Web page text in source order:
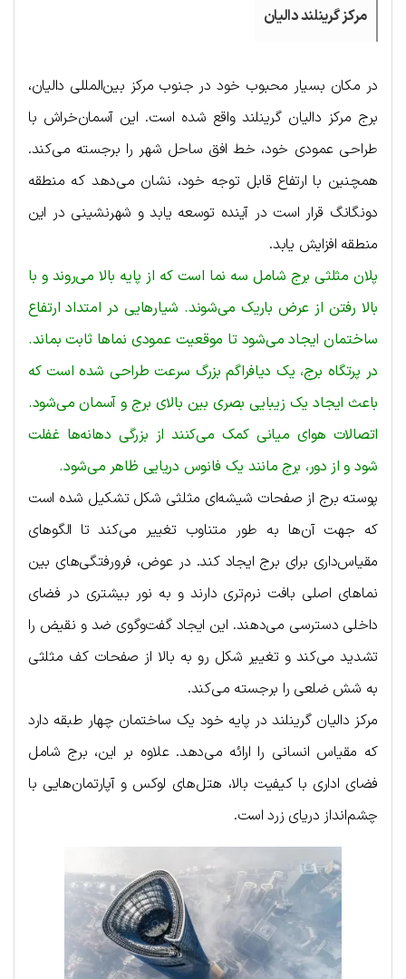
مرکز گرینلند دالیان
در مکان بسیار محبوب خود در جنوب مرکز بین‌المللی دالیان،
برج مرکز دالیان گرینلند واقع شده است. این آسمان‌خراش با
طراحی عمودی خود، خط افق ساحل شهر را برجسته می‌کند.
همچنین با ارتفاع قابل توجه خود، نشان می‌دهد که منطقه
دونگانگ قرار است در آینده توسعه یابد و شهرنشینی در این
منطقه افزایش یابد.
پلان مثلثی برج شامل سه نما است که از پایه بالا می‌روند و با
بالا رفتن از عرض باریک می‌شوند. شیارهایی در امتداد ارتفاع
ساختمان ایجاد می‌شود تا موقعیت عمودی نماها ثابت بماند.
در پرتگاه برج، یک دیافراگم بزرگ سرعت طراحی شده است که
باعث ایجاد یک زیبایی بصری بین بالای برج و آسمان می‌شود.
اتصالات هوای میانی کمک می‌کنند از بزرگی دهانه‌ها غفلت
شود و از دور، برج مانند یک فانوس دریایی ظاهر می‌شود.
پوسته برج از صفحات شیشه‌ای مثلثی شکل تشکیل شده است
که جهت آن‌ها به طور متناوب تغییر می‌کند تا الگوهای
مقیاس‌داری برای برج ایجاد کند. در عوض، فرورفتگی‌های بین
نماهای اصلی بافت نرم‌تری دارند و به نور بیشتری در فضای
داخلی دسترسی می‌دهند. این ایجاد گفت‌وگوی ضد و نقیض را
تشدید می‌کند و تغییر شکل رو به بالا از صفحات کف مثلثی
به شش ضلعی را برجسته می‌کند.
مرکز دالیان گرینلند در پایه خود یک ساختمان چهار طبقه دارد
که مقیاس انسانی را ارائه می‌دهد. علاوه بر این، برج شامل
فضای اداری با کیفیت بالا، هتل‌های لوکس و آپارتمان‌هایی با
چشم‌انداز دریای زرد است.